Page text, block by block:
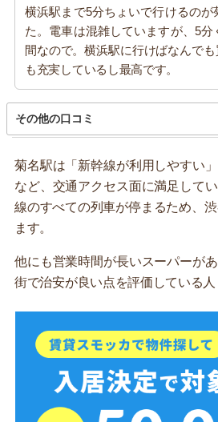
横浜駅まで5分ちょいで行けるのが
た。電車は混雑していますが、5分
間なので。横浜駅に行けばなんで
も充実しているし最高です。
その他の口コミ
菊名駅は「新幹線が利用しやすい
など、交通アクセス面に満足して
線のすべての列車が停まるため、
ます。
他にも営業時間が長いスーパーが
街で治安が良い点を評価している人